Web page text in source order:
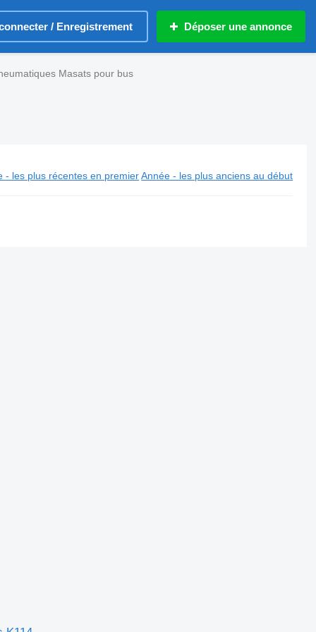
/ Enregistrement Déposer une annonce
Masats pour bus
- les plus récentes en premier Année - les plus anciens au début